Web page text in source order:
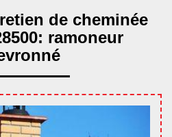
de cheminée
ramoneur